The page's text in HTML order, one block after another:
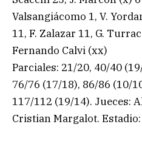
Valsangiácomo 1, V.
11, F. Zalazar 11, G.
Fernando Calvi (xx)
Parciales: 21/20, 40/40
76/76 (17/18), 86/86 (10/
117/112 (19/14). Jueces:
Cristian Margalot.